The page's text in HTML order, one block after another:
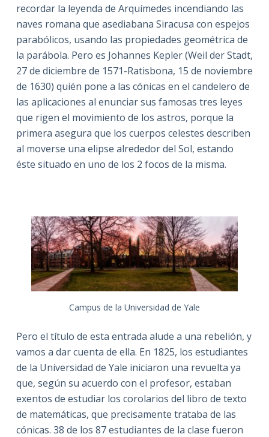
recordar la leyenda de Arquímedes incendiando las
naves romana que asediabana Siracusa con espejos
parabólicos, usando las propiedades geométrica de
la parábola. Pero es Johannes Kepler (Weil der Stadt,
27 de diciembre de 1571-Ratisbona, 15 de noviembre
de 1630) quién pone a las cónicas en el candelero de
las aplicaciones al enunciar sus famosas tres leyes
que rigen el movimiento de los astros, porque la
primera asegura que los cuerpos celestes describen
al moverse una elipse alrededor del Sol, estando
éste situado en uno de los 2 focos de la misma.
Campus de la Universidad de Yale
Pero el título de esta entrada alude a una rebelión, y
vamos a dar cuenta de ella. En 1825, los estudiantes
de la Universidad de Yale iniciaron una revuelta ya
que, según su acuerdo con el profesor, estaban
exentos de estudiar los corolarios del libro de texto
de matemáticas, que precisamente trataba de las
cónicas. 38 de los 87 estudiantes de la clase fueron